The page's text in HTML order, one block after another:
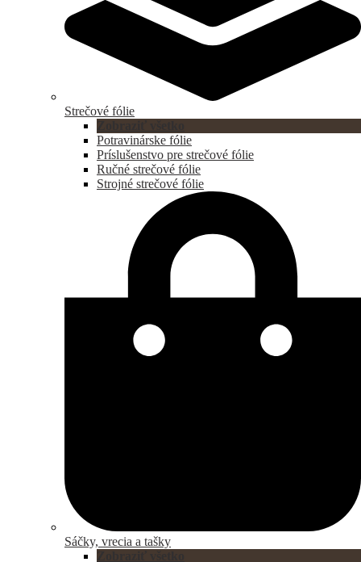
Strečové fólie
Potravinárske fólie
Príslušenstvo pre strečové fólie
Ručné strečové fólie
Strojné strečové fólie
Sáčky, vrecia a tašky